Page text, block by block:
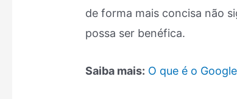
de forma mais concisa não
possa ser benéfica.
Saiba mais: O que é o